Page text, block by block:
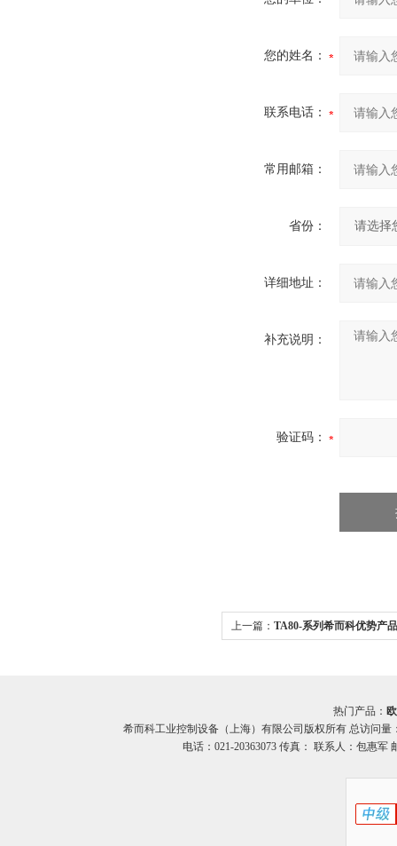
您的姓名：
联系电话：
常用邮箱：
省份：
详细地址：
补充说明：
验证码：
上一篇： TA80-系列希而科优势产
热门产品：
希而科工业控制设备（上海）有限公司版权所有 总访问量
电话：021-20363073 传真： 联系人：包惠军